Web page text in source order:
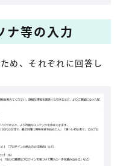
ナ等の入力
め、それぞれに回答し